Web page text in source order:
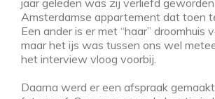
jaar geleden was zij verliefd
Amsterdamse appartement dat toen
Een ander is er met “haar” droomhuis
maar het ijs was tussen ons wel
het interview vloog voorbij.
Daarna werd er een afspraak